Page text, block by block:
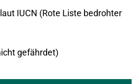
IUCN (Rote Liste bedrohter